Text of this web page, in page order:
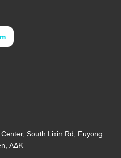
South Lixin Rd, Fuyong
ΛΔΚ